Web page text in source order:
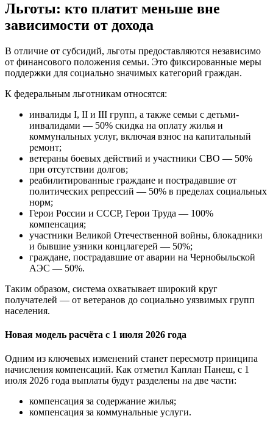
Льготы: кто платит меньше вне
зависимости от дохода
В отличие от субсидий, льготы предоставляются независимо
от финансового положения семьи. Это фиксированные меры
поддержки для социально значимых категорий граждан.
К федеральным льготникам относятся:
инвалиды I, II и III групп, а также семьи с детьми-
инвалидами — 50% скидка на оплату жилья и
коммунальных услуг, включая взнос на капитальный
ремонт;
ветераны боевых действий и участники СВО — 50%
при отсутствии долгов;
реабилитированные граждане и пострадавшие от
политических репрессий — 50% в пределах социальных
норм;
Герои России и СССР, Герои Труда — 100%
компенсация;
участники Великой Отечественной войны, блокадники
и бывшие узники концлагерей — 50%;
граждане, пострадавшие от аварии на Чернобыльской
АЭС — 50%.
Таким образом, система охватывает широкий круг
получателей — от ветеранов до социально уязвимых групп
населения.
Новая модель расчёта с 1 июля 2026 года
Одним из ключевых изменений станет пересмотр принципа
начисления компенсаций. Как отметил Каплан Панеш, с 1
июля 2026 года выплаты будут разделены на две части:
компенсация за содержание жилья;
компенсация за коммунальные услуги.